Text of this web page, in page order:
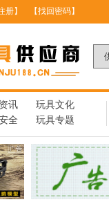
册】 【找回密码】
讯
玩具文化
全 玩具专题